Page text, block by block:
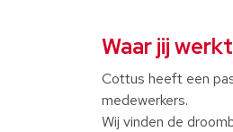
Waar jij werkt
Cottus heeft een
medewerkers.
Wij vinden de